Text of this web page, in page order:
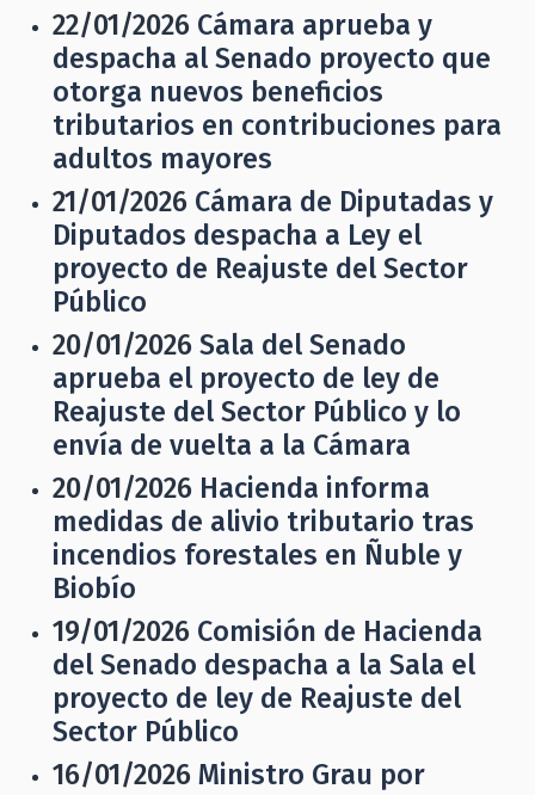
22/01/2026 Cámara aprueba y
despacha al Senado proyecto que
otorga nuevos beneficios
tributarios en contribuciones para
adultos mayores
21/01/2026 Cámara de Diputadas y
Diputados despacha a Ley el
proyecto de Reajuste del Sector
Público
20/01/2026 Sala del Senado
aprueba el proyecto de ley de
Reajuste del Sector Público y lo
envía de vuelta a la Cámara
20/01/2026 Hacienda informa
medidas de alivio tributario tras
incendios forestales en Ñuble y
Biobío
19/01/2026 Comisión de Hacienda
del Senado despacha a la Sala el
proyecto de ley de Reajuste del
Sector Público
16/01/2026 Ministro Grau por